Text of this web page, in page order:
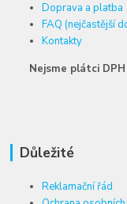
Doprava a platba
FAQ (nejčastější
Kontakty
Nejsme plátci DPH
Důležité
Reklamační řád